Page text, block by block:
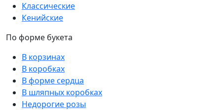
Классические
Кенийские
По форме букета
В корзинах
В коробках
В форме сердца
В шляпных коробках
Недорогие розы